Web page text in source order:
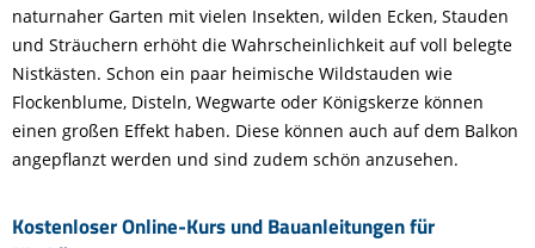
naturnaher Garten mit vielen Insekten, wilden Ecken, Stauden
und Sträuchern erhöht die Wahrscheinlichkeit auf voll belegte
Nistkästen. Schon ein paar heimische Wildstauden wie
Flockenblume, Disteln, Wegwarte oder Königskerze können
einen großen Effekt haben. Diese können auch auf dem Balkon
angepflanzt werden und sind zudem schön anzusehen.
Kostenloser Online-Kurs und Bauanleitungen für